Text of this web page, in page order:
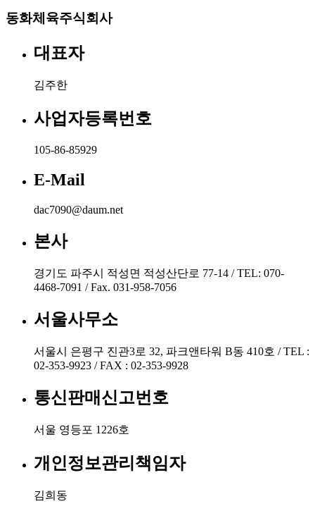
동화체육주식회사
대표자
김주한
사업자등록번호
105-86-85929
E-Mail
dac7090@daum.net
본사
경기도 파주시 적성면 적성산단로 77-14 / TEL: 070-
4468-7091 / Fax. 031-958-7056
서울사무소
서울시 은평구 진관3로 32, 파크앤타워 B동 410호 / TEL :
02-353-9923 / FAX : 02-353-9928
통신판매신고번호
서울 영등포 1226호
개인정보관리책임자
김희동